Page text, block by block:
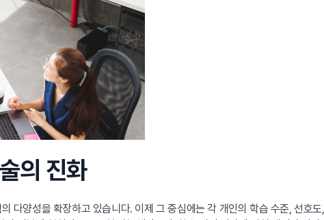
의 진화
다양성을 확장하고 있습니다. 이제 그 중심에는 각 개인의 학습 수준, 선호